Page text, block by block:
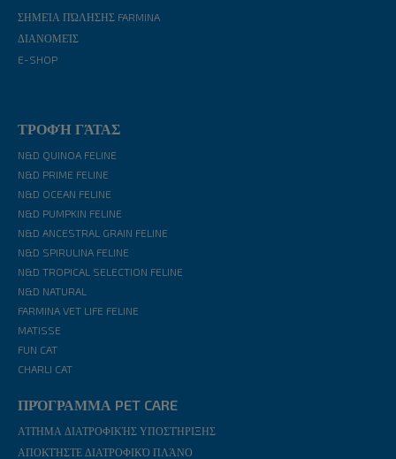
ΣΗΜΕΊΑ ΠΏΛΗΣΗΣ FARMINA
ΔΙΑΝΟΜΕΊΣ
E-SHOP
ΤΡΟΦΉ ΓΆΤΑΣ
N&D QUINOA FELINE
N&D PRIME FELINE
N&D OCEAN FELINE
N&D PUMPKIN FELINE
N&D ANCESTRAL GRAIN FELINE
N&D SPIRULINA FELINE
N&D TROPICAL SELECTION FELINE
N&D NATURAL
FARMINA VET LIFE FELINE
MATISSE
FUN CAT
CHARLI CAT
ΠΡΌΓΡΑΜΜΑ PET CARE
ΑΊΤΗΜΑ ΔΙΑΤΡΟΦΙΚΉΣ ΥΠΟΣΤΉΡΙΞΗΣ
ΑΠΟΚΤΉΣΤΕ ΔΙΑΤΡΟΦΙΚΌ ΠΛΆΝΟ